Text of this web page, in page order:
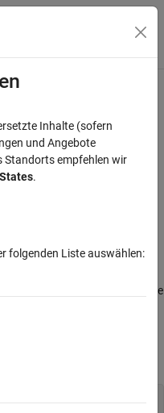
Block
device driver block contains the
include folder.
using the
Inhalte (sofern
und Angebote
Standorts empfehlen wir
.
folgenden Liste auswählen: